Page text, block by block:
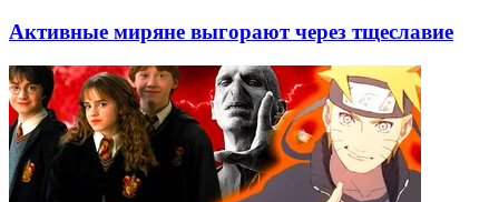
Активные миряне выгорают через тщеславие